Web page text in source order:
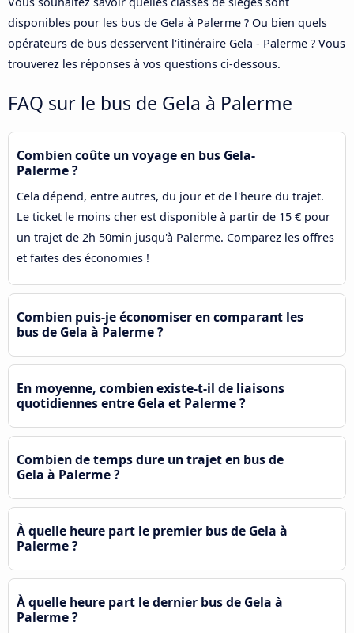
disponibles pour les bus de Gela à Palerme ? Ou bien quels
opérateurs de bus desservent l'itinéraire Gela - Palerme ? Vous
trouverez les réponses à vos questions ci-dessous.
FAQ sur le bus de Gela à Palerme
Combien coûte un voyage en bus Gela-
Palerme ?
Cela dépend, entre autres, du jour et de l'heure du trajet.
Le ticket le moins cher est disponible à partir de 15 € pour
un trajet de 2h 50min jusqu'à Palerme. Comparez les offres
et faites des économies !
Combien puis-je économiser en comparant les
bus de Gela à Palerme ?
En moyenne, combien existe-t-il de liaisons
quotidiennes entre Gela et Palerme ?
Combien de temps dure un trajet en bus de
Gela à Palerme ?
À quelle heure part le premier bus de Gela à
Palerme ?
À quelle heure part le dernier bus de Gela à
Palerme ?